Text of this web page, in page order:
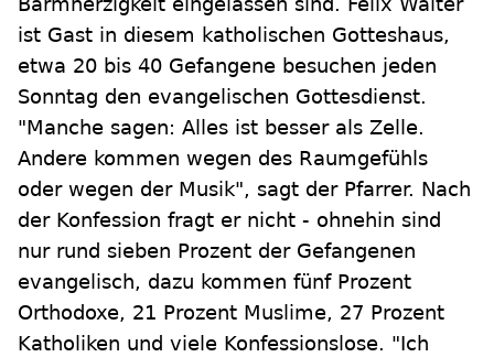
ist Gast in diesem katholischen Gotteshaus,
etwa 20 bis 40 Gefangene besuchen jeden
Sonntag den evangelischen Gottesdienst.
"Manche sagen: Alles ist besser als Zelle.
Andere kommen wegen des Raumgefühls
oder wegen der Musik", sagt der Pfarrer. Nach
der Konfession fragt er nicht - ohnehin sind
nur rund sieben Prozent der Gefangenen
evangelisch, dazu kommen fünf Prozent
Orthodoxe, 21 Prozent Muslime, 27 Prozent
Katholiken und viele Konfessionslose. "Ich